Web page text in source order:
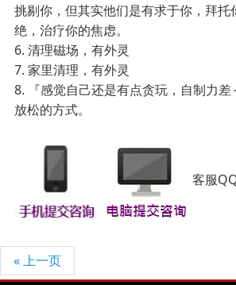
挑剔你，但其实他们是有求于你，拜托
绝，治疗你的焦虑。
6. 清理磁场，有外灵
7. 家里清理，有外灵
8.
『感觉自己还是有点贪玩，自制力
放松的方式。
客服
« 上一页